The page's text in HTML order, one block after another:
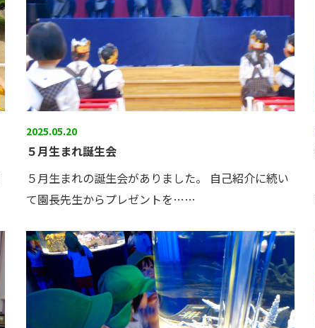
2025.05.20
５月生まれ誕生会
５月生まれの誕生会がありました。 自己紹介に続い
て園長先生からプレゼントを……